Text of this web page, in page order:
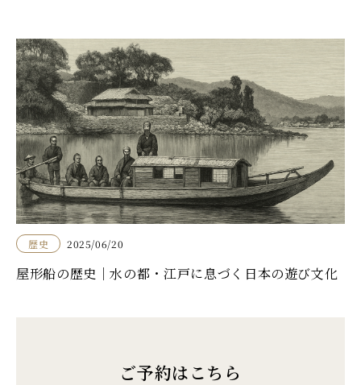
歴史 2025/06/20
屋形船の歴史｜水の都・江戸に息づく日本の遊び文化
ご予約はこちら